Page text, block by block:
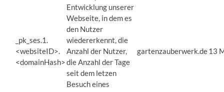
_pk_ses.1.
<websiteID>.
<domainHash>
Entwicklung unserer
Webseite, in dem es
den Nutzer
wiedererkennt, die
Anzahl der Nutzer,
die Anzahl der Tage
seit dem letzen
Besuch eines
gartenzauberwerk.de13